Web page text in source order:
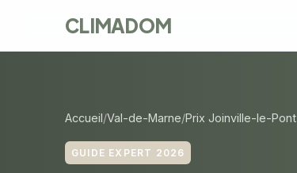
CLIMADOM
Accueil Val-de-Marne Prix Joinville-le-Pont
GUIDE EXPERT 2026